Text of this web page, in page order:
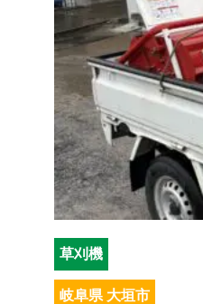
草刈機
岐阜県 大垣市